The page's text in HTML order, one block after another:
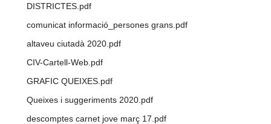
DISTRICTES.pdf
comunicat informació_persones grans.pdf
altaveu ciutadà 2020.pdf
CIV-Cartell-Web.pdf
GRAFIC QUEIXES.pdf
Queixes i suggeriments 2020.pdf
descomptes carnet jove març 17.pdf